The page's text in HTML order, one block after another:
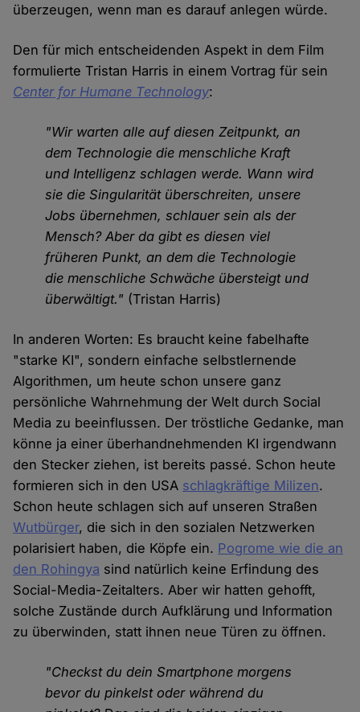
überzeugen, wenn man es darauf anlegen würde.
Den für mich entscheidenden Aspekt in dem Film
formulierte Tristan Harris in einem Vortrag für sein
Center for Humane Technology:
"Wir warten alle auf diesen Zeitpunkt, an
dem Technologie die menschliche Kraft
und Intelligenz schlagen werde. Wann wird
sie die Singularität überschreiten, unsere
Jobs übernehmen, schlauer sein als der
Mensch? Aber da gibt es diesen viel
früheren Punkt, an dem die Technologie
die menschliche Schwäche übersteigt und
überwältigt." (Tristan Harris)
In anderen Worten: Es braucht keine fabelhafte
"starke KI", sondern einfache selbstlernende
Algorithmen, um heute schon unsere ganz
persönliche Wahrnehmung der Welt durch Social
Media zu beeinflussen. Der tröstliche Gedanke, man
könne ja einer überhandnehmenden KI irgendwann
den Stecker ziehen, ist bereits passé. Schon heute
formieren sich in den USA schlagkräftige Milizen.
Schon heute schlagen sich auf unseren Straßen
Wutbürger, die sich in den sozialen Netzwerken
polarisiert haben, die Köpfe ein. Pogrome wie die an
den Rohingya sind natürlich keine Erfindung des
Social-Media-Zeitalters. Aber wir hatten gehofft,
solche Zustände durch Aufklärung und Information
zu überwinden, statt ihnen neue Türen zu öffnen.
"Checkst du dein Smartphone morgens
bevor du pinkelst oder während du